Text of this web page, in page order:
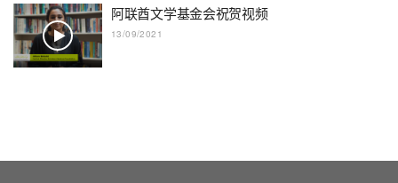
阿联酋文学基金会祝贺视频
13/09/2021